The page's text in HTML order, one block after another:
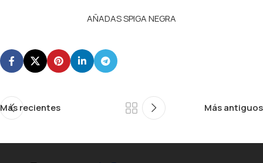
AÑADAS SPIGA NEGRA
Más recientes Más antiguos